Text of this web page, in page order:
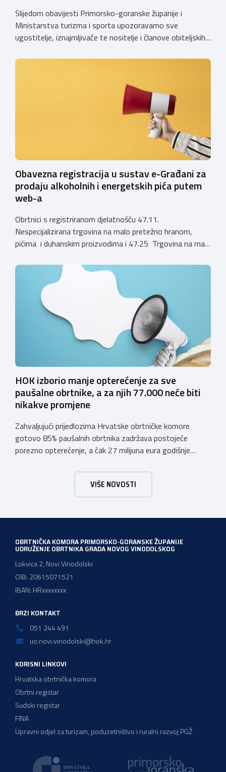
Slijedom obavijesti Primorsko-goranske županije i
Ministarstva turizma i sporta upozoravamo sve
ugostitelje, iznajmljivače te nositelje i članove obiteljskih
privremenih rješenja izdanih sukladno Zakonu o
1. siječnja 2025. godine više ne mogu podnositi novi
zahtjevi za izdavanje privremenih rješenja, dok već izdana
Obavezna registracija u sustav e-Građani za
prodaju alkoholnih i energetskih pića putem
web-a
Obrtnici s registriranom djelatnošću 47.11.
Nespecijalizirana trgovina na malo pretežno hranom,
pićima i duhanskim proizvodima i 47.25 Trgovina na malo
koja sadrže alkohol i energetska pića dužni su uskladiti
svoje poslovne procese i osigurati tehničko rješenje za
vjerodostojnu provjeru punoljetnosti kupca putem
sustava e-Građani ili putem mobilne […]
HOK izborio manje opterećenje za sve
paušalne obrtnike, a za njih 77.000 neće biti
nikakve promjene
Zahvaljujući prijedlozima Hrvatske obrtničke komore
gotovo 85% paušalnih obrtnika zadržava postojeće
porezno opterećenje, a čak 27 milijuna eura godišnje
komora pozdravlja odluku Vlade Republike Hrvatske da u
konačnom prijedlogu poreznih izmjena prihvati ključne
prijedloge HOK-a iznesene tijekom intenzivnog dijaloga s
VIŠE NOVOSTI
OBRTNIČKA KOMORA PRIMORSKO-GORANSKE ŽUPANIJE
UDRUŽENJE OBRTNIKA GRADA NOVOG VINODOLSKOG
Lokvica 2, Novi Vinodolski
OIB: 20615071521
IBAN: HRxxxxxxxx
BRZI KONTAKT
051 244 491
uo.novi.vinodolski@hok.hr
KORISNI LINKOVI
Hrvatska obrtnička komora
Obrtni registar
Sudski registar
FINA
Upravni odjel za turizam, poduzetništvo i ruralni razvoj PGŽ